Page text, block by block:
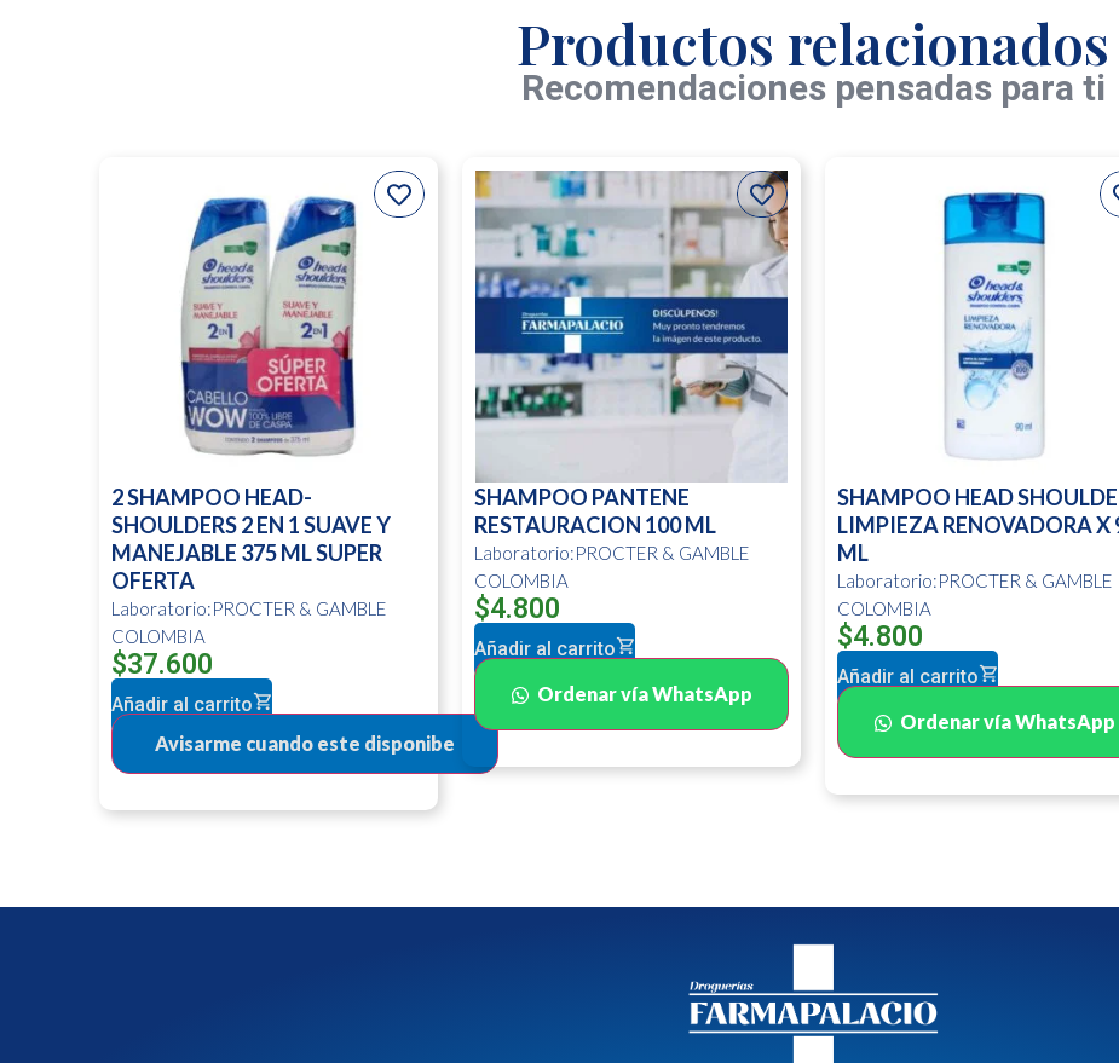
Productos relacionados
Recomendaciones pensadas para ti
2 SHAMPOO HEAD-
SHOULDERS 2 EN 1 SUAVE Y
MANEJABLE 375 ML SUPER
OFERTA
Laboratorio:PROCTER & GAMBLE
COLOMBIA
$37.600
Añadir al carrito
SHAMPOO PANTENE
RESTAURACION 100 ML
Laboratorio:PROCTER & GAMBLE
COLOMBIA
$4.800
Añadir al carrito
Ordenar vía WhatsApp
SHAMPOO HEAD
LIMPIEZA RENOVADORA X
ML
Laboratorio:PROCTER & GAMBLE
COLOMBIA
$4.800
Añadir al carrito
Ordenar vía WhatsApp